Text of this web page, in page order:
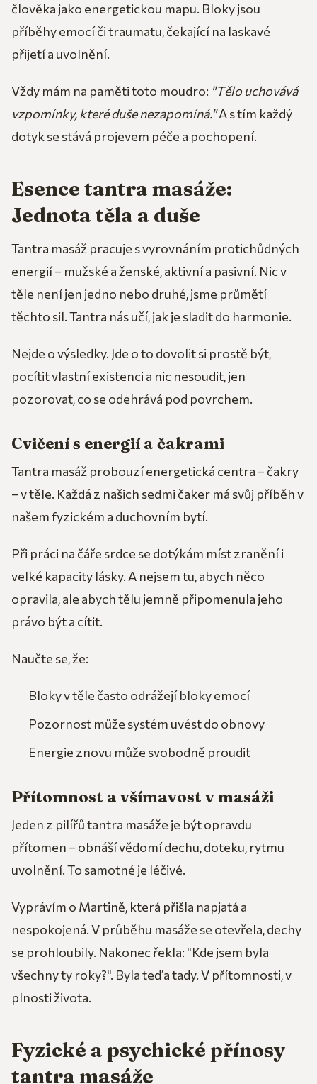
člověka jako energetickou mapu. Bloky jsou
příběhy emocí či traumatu, čekající na laskavé
přijetí a uvolnění.
Vždy mám na paměti toto moudro: "Tělo uchovává
vzpomínky, které duše nezapomíná."A s tím každý
dotyk se stává projevem péče a pochopení.
Esence tantra masáže:
Jednota těla a duše
Tantra masáž pracuje s vyrovnáním protichůdných
energií – mužské a ženské, aktivní a pasivní. Nic v
těle není jen jedno nebo druhé, jsme průmětí
těchto sil. Tantra nás učí, jak je sladit do harmonie.
Nejde o výsledky. Jde o to dovolit si prostě být,
pocítit vlastní existenci a nic nesoudit, jen
pozorovat, co se odehrává pod povrchem.
Cvičení s energií a čakrami
Tantra masáž probouzí energetická centra – čakry
– v těle. Každá z našich sedmi čaker má svůj příběh v
našem fyzickém a duchovním bytí.
Při práci na čáře srdce se dotýkám míst zranění i
velké kapacity lásky. A nejsem tu, abych něco
opravila, ale abych tělu jemně připomenula jeho
právo být a cítit.
Naučte se, že:
Bloky v těle často odrážejí bloky emocí
Pozornost může systém uvést do obnovy
Energie znovu může svobodně proudit
Přítomnost a všímavost v masáži
Jeden z pilířů tantra masáže je být opravdu
přítomen – obnáší vědomí dechu, doteku, rytmu
uvolnění. To samotné je léčivé.
Vyprávím o Martině, která přišla napjatá a
nespokojená. V průběhu masáže se otevřela, dechy
se prohloubily. Nakonec řekla: "Kde jsem byla
všechny ty roky?". Byla teď a tady. V přítomnosti, v
plnosti života.
Fyzické a psychické přínosy
tantra masáže